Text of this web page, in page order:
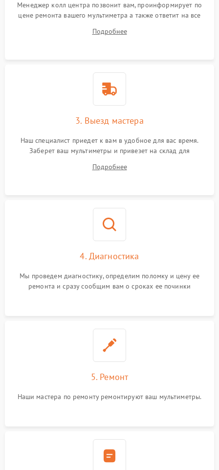
Менеджер колл центра позвонит вам, проинформирует по
цене ремонта вашего мультиметра а также ответит на все
Подробнее
3. Выезд мастера
Наш специалист приедет к вам в удобное для вас время.
Заберет ваш мультиметры и привезет на склад для
Подробнее
4. Диагностика
Мы проведем диагностику, определим поломку и цену ее
ремонта и сразу сообщим вам о сроках ее починки
5. Ремонт
Наши мастера по ремонту ремонтируют ваш мультиметры.